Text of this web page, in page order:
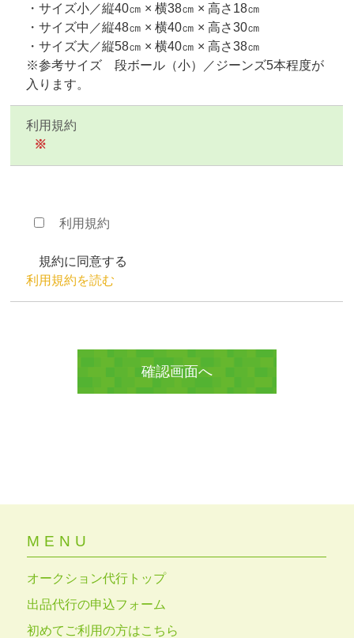
・サイズ小／縦40㎝ × 横38㎝ × 高さ18㎝
・サイズ中／縦48㎝ × 横40㎝ × 高さ30㎝
・サイズ大／縦58㎝ × 横40㎝ × 高さ38㎝
※参考サイズ 段ボール（小）／ジーンズ5本程度が
入ります。
利用規約
※
利用規約
規約に同意する
利用規約を読む
MENU
オークション代行トップ
出品代行の申込フォーム
初めてご利用の方はこちら